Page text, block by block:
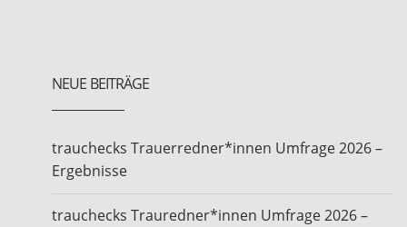
NEUE BEITRÄGE
trauchecks Trauerredner*innen Umfrage 2026 –
Ergebnisse
trauchecks Trauredner*innen Umfrage 2026 –